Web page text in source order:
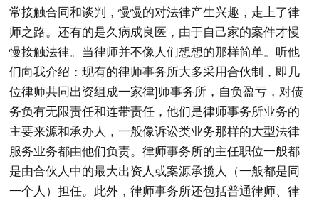
常接触合同和谈判，慢慢的对法律产生兴趣，走上了律
师之路。还有的是久病成良医，由于自己家的案件才慢
慢接触法律。当律师并不像人们想想的那样简单。听他
们向我介绍：现有的律师事务所大多采用合伙制，即几
位律师共同出资组成一家律]师事务所，自负盈亏，对债
务负有无限责任和连带责任，他们是律师事务所业务的
主要来源和承办人，一般像诉讼类业务那样的大型法律
服务业务都由他们负责。律师事务所的主任职位一般都
是由合伙人中的最大出资人或案源承揽人（一般都是同
一个人）担任。此外，律师事务所还包括普通律师、律